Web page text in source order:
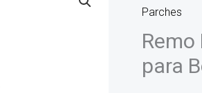
Parches
Remo
para
Parche
9"
R-